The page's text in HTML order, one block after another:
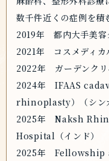
数千件近くの症例を積
2019年 都内大手美容
2021年 コスメディカ
2022年 ガーデンクリ
2024年 IFAAS
rhinoplasty）（シン
2025年 Naksh
Hospital（インド）
2025年 Fellowship